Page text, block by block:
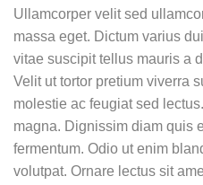
Ullamcorper velit sed
massa eget. Dictum varius
vitae suscipit tellus mauris a
Velit ut tortor pretium viverra
molestie ac feugiat sed
magna. Dignissim diam quis
fermentum. Odio ut enim
volutpat. Ornare lectus sit